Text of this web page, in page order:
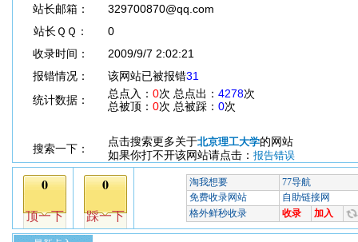
站长邮箱：
329700870@qq.com
站长ＱＱ：
0
收录时间：
2009/9/7 2:02:21
报错情况：
该网站已被报错31
统计数据：
总点入： 0次 总点出： 4278次
总被顶： 0次 总被踩： 0次
搜索一下：
点击搜索更多关于北京理工大学的网站
如果你打不开该网站请点击： 报告错误